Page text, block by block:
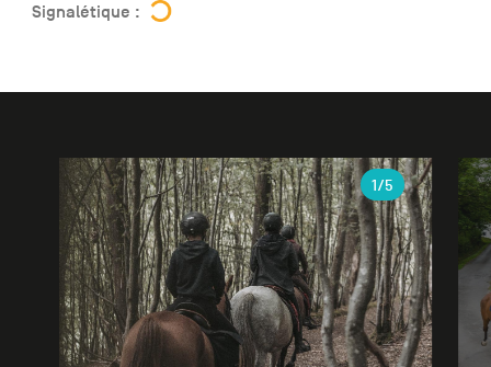
Signalétique :
Galerie
1/5